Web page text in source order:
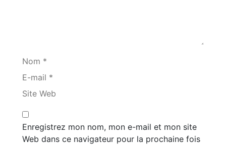
Nom *
E-mail *
Site Web
Enregistrez mon nom, mon e-mail et mon site
Web dans ce navigateur pour la prochaine fois